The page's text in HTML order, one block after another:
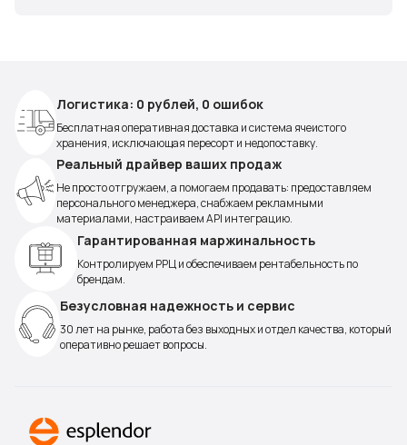
Логистика: 0 рублей, 0 ошибок
Бесплатная оперативная доставка и система ячеистого
хранения, исключающая пересорт и недопоставку.
Реальный драйвер ваших продаж
Не просто отгружаем, а помогаем продавать: предоставляем
персонального менеджера, снабжаем рекламными
материалами, настраиваем API интеграцию.
Гарантированная маржинальность
Контролируем РРЦ и обеспечиваем рентабельность по
брендам.
Безусловная надежность и сервис
30 лет на рынке, работа без выходных и отдел качества, который
оперативно решает вопросы.